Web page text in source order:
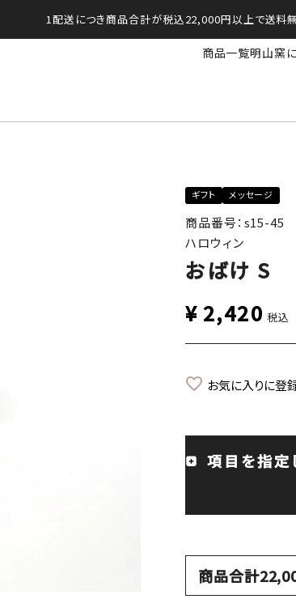
1配送につき商品合計が税込22,000円以上で送料無
商品一覧明山窯
ギフト メッセージ
商品番号：s15-45
ハロウィン
おばけ S
¥2,420 税込
お気に入りに登
項目を指定
商品合計